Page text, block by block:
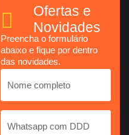
Ofertas e
Novidades
Preencha o formulário
abaixo e fique por dentro
das novidades.